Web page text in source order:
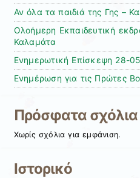
Αν όλα τα παιδιά της Γης –
Ολοήμερη Εκπαιδευτική
Καλαμάτα
Ενημερωτική Επίσκεψη 28-
Ενημέρωση για τις Πρώτες
Πρόσφατα σχόλια
Χωρίς σχόλια για εμφάνιση.
Ιστορικό